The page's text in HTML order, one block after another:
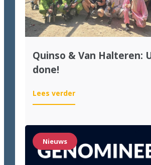
Quinso & Van Halteren:
done!
Lees verder:
Quinso
Van
Halteren:
Until
it’s
Nieuws